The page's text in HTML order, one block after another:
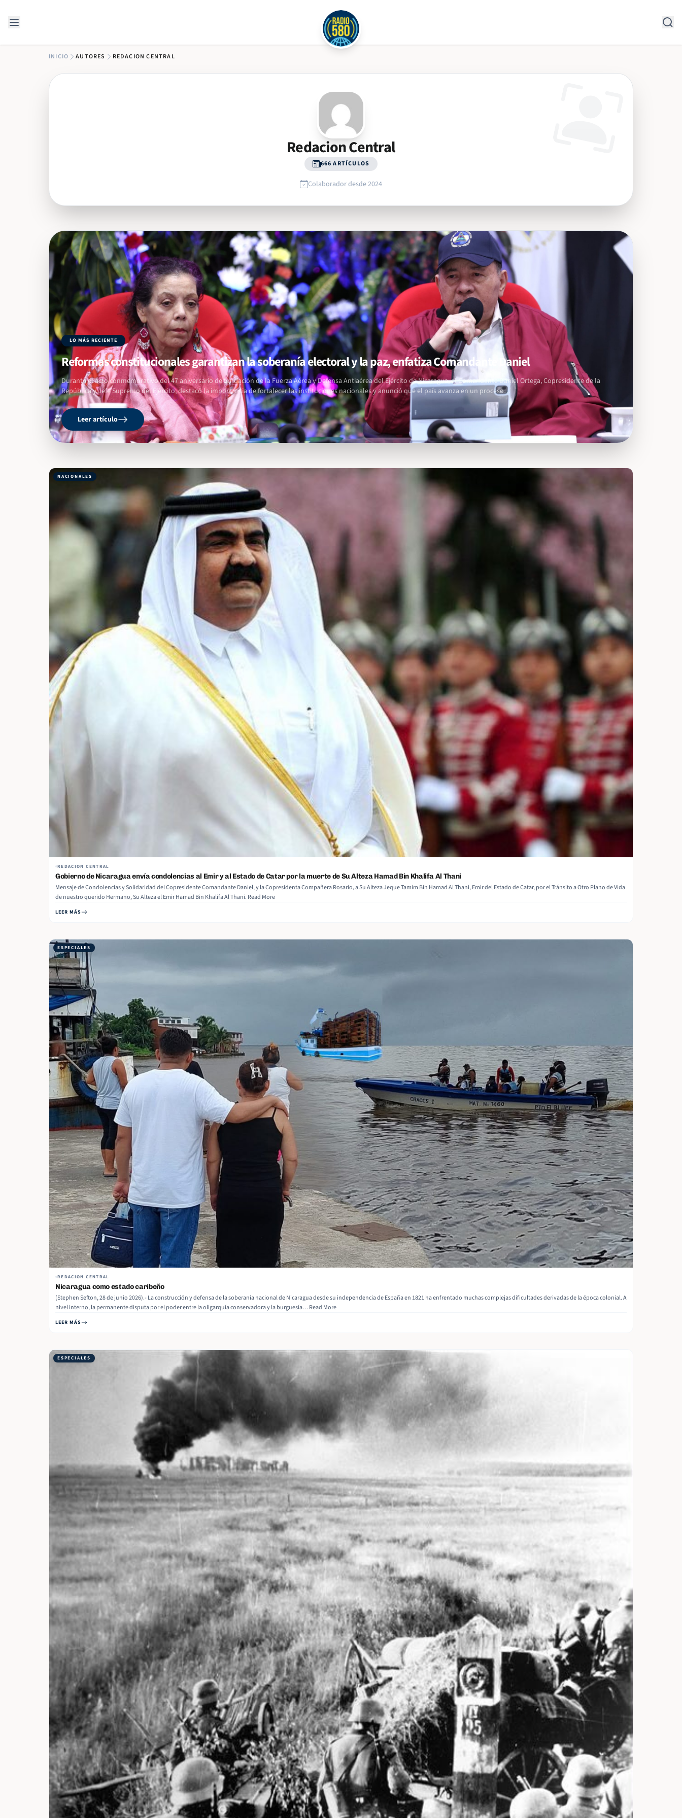
INICIO AUTORES REDACION CENTRAL
Redacion Central
666 ARTÍCULOS
Colaborador desde 2024
LO MÁS RECIENTE
Reformas constitucionales garantizan la soberanía electoral y la paz, enfatiza Comandante Daniel
Durante el acto conmemorativo del 47 aniversario de fundación de la Fuerza Aérea y Defensa Antiaérea del Ejército de Nicaragua, el Comandante Daniel Ortega, Copresidente de la
República y Jefe Supremo del Ejército, destacó la importancia de fortalecer las instituciones nacionales y anunció que el país avanza en un proceso…
Leer artículo
NACIONALES
REDACION CENTRAL
Gobierno de Nicaragua envía condolencias al Emir y al Estado de Catar por la muerte de Su Alteza Hamad Bin Khalifa Al Thani
Mensaje de Condolencias y Solidaridad del Copresidente Comandante Daniel, y la Copresidenta Compañera Rosario, a Su Alteza Jeque Tamim Bin Hamad Al Thani, Emir del Estado de Catar, por el Tránsito a Otro Plano de Vida
de nuestro querido Hermano, Su Alteza el Emir Hamad Bin Khalifa Al Thani. Read More
LEER MÁS
ESPECIALES
REDACION CENTRAL
Nicaragua como estado caribeño
(Stephen Sefton, 28 de junio 2026).- La construcción y defensa de la soberanía nacional de Nicaragua desde su independencia de España en 1821 ha enfrentado muchas complejas dificultades derivadas de la época colonial. A
nivel interno, la permanente disputa por el poder entre la oligarquía conservadora y la burguesía… Read More
LEER MÁS
ESPECIALES